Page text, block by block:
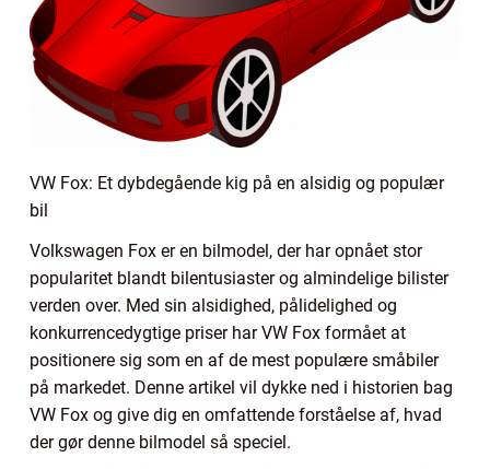
VW Fox: Et dybdegående kig på en alsidig og populær
bil
Volkswagen Fox er en bilmodel, der har opnået stor
popularitet blandt bilentusiaster og almindelige bilister
verden over. Med sin alsidighed, pålidelighed og
konkurrencedygtige priser har VW Fox formået at
positionere sig som en af de mest populære småbiler
på markedet. Denne artikel vil dykke ned i historien bag
VW Fox og give dig en omfattende forståelse af, hvad
der gør denne bilmodel så speciel.